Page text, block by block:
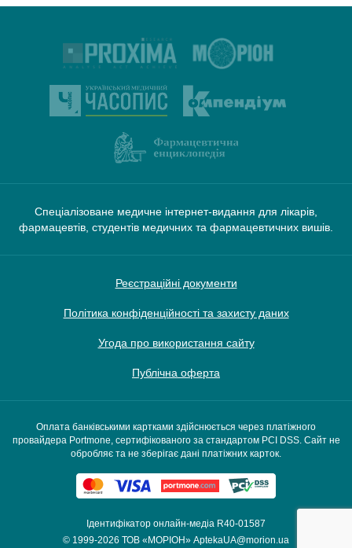
Спеціалізоване медичне інтернет-видання для лікарів,
фармацевтів, студентів медичних та фармацевтичних вишів.
Реєстраційні документи
Політика конфіденційності та захисту даних
Угода про використання сайту
Публічна оферта
Ідентифікатор онлайн-медіа R40-01587
© 1999-2026 ТОВ «МОРІОН» AptekaUA@morion.ua
Оплата банківськими картками здійснюється через платіжного
провайдера Portmone, сертифікованого за стандартом PCI DSS. Сайт не
обробляє та не зберігає дані платіжних карток.